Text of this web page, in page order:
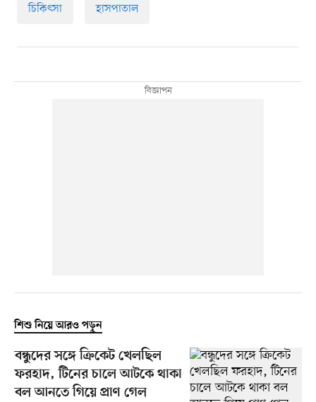
চিকিৎসা হাসপাতাল
শিশু নিয়ে আরও পড়ুন
বন্ধুদের সঙ্গে ক্রিকেট খেলছিল
ফরহাদ, টিনের চালে আটকে থাকা
বল আনতে গিয়ে প্রাণ গেল